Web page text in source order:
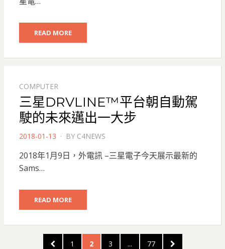
READ MORE
COMPUTER
三星DRVLINE™平台朝自動駕
駛的未來邁出一大步
POSTED
2018-01-13 BY C4NEWS
2018年1月9日，外電訊 –三星電子今天展示最新的
Sams…
READ MORE
PREVIOUS
PAGE
1 PAGE
2 PAGE
3 ... PAGE
77
NEXT